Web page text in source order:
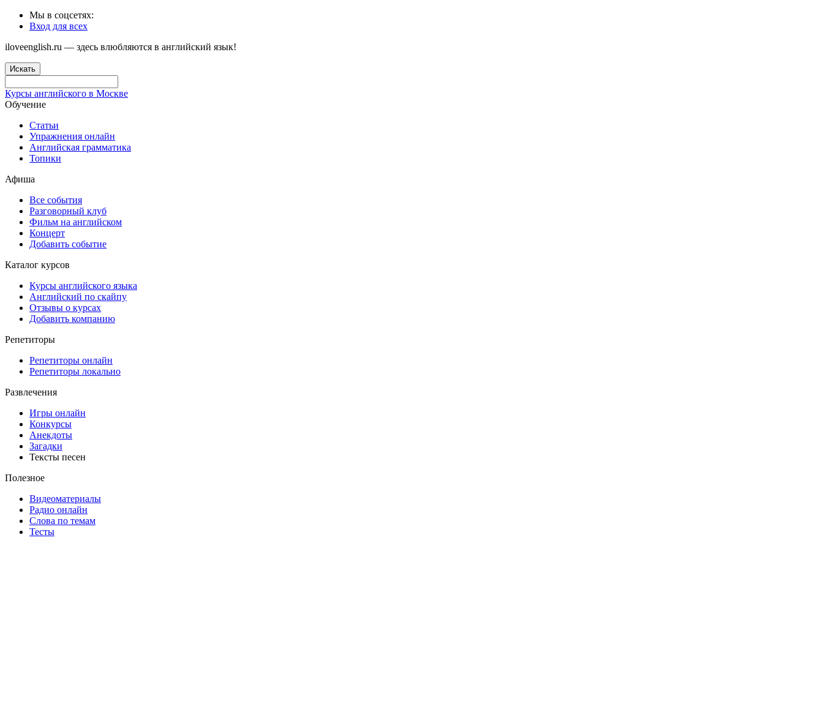
Мы в соцсетях:
Вход для всех
iloveenglish.ru — здесь влюбляются в английский язык!
Искать
Курсы английского в Москве
Обучение
Статьи
Упражнения онлайн
Английская грамматика
Топики
Афиша
Все события
Разговорный клуб
Фильм на английском
Концерт
Добавить событие
Каталог курсов
Курсы английского языка
Английский по скайпу
Отзывы о курсах
Добавить компанию
Репетиторы
Репетиторы онлайн
Репетиторы локально
Развлечения
Игры онлайн
Конкурсы
Анекдоты
Загадки
Тексты песен
Полезное
Видеоматериалы
Радио онлайн
Слова по темам
Тесты